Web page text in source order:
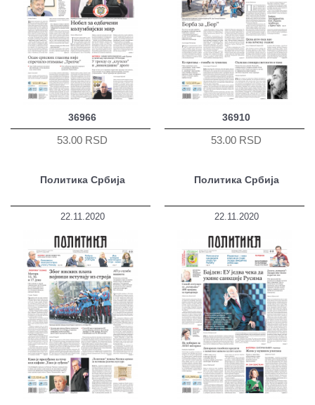
36966
53.00 RSD
36910
53.00 RSD
Политика Србија
22.11.2020
Политика Србија
22.11.2020